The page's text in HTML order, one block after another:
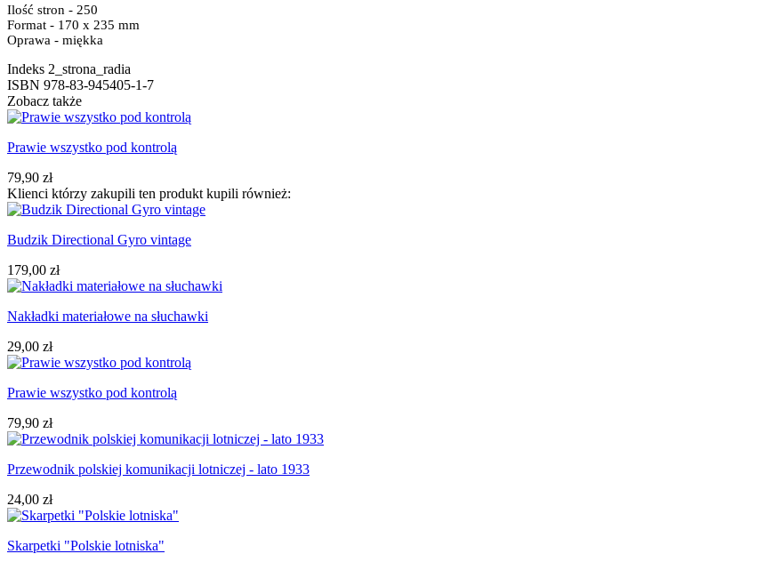
Ilość stron - 250
Format - 170 x 235 mm
Oprawa - miękka
Indeks 2_strona_radia
ISBN 978-83-945405-1-7
Zobacz także
Prawie wszystko pod kontrolą
79,90 zł
Klienci którzy zakupili ten produkt kupili również:
Budzik Directional Gyro vintage
179,00 zł
Nakładki materiałowe na słuchawki
29,00 zł
Prawie wszystko pod kontrolą
79,90 zł
Przewodnik polskiej komunikacji lotniczej - lato 1933
24,00 zł
Skarpetki "Polskie lotniska"